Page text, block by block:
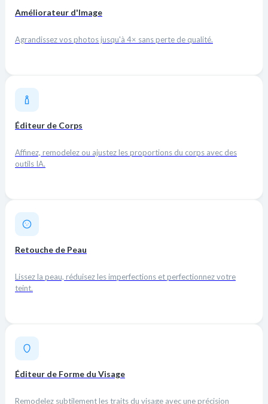
Améliorateur d'Image
Agrandissez vos photos jusqu'à 4× sans perte de qualité.
Éditeur de Corps
Affinez, remodelez ou ajustez les proportions du corps avec des
outils IA.
Retouche de Peau
Lissez la peau, réduisez les imperfections et perfectionnez votre
teint.
Éditeur de Forme du Visage
Remodelez subtilement les traits du visage avec une précision